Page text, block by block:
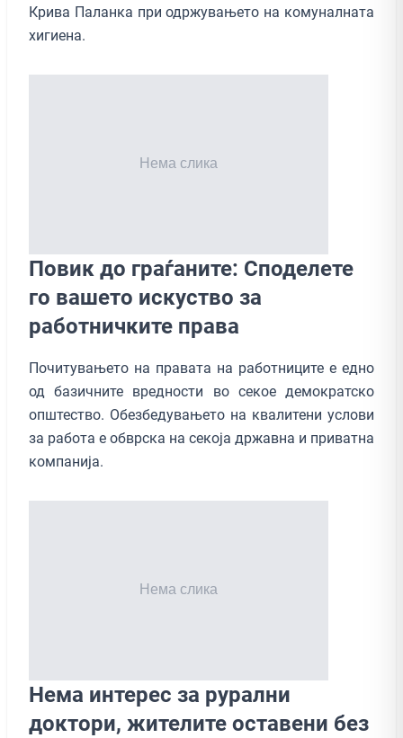
Крива Паланка при одржувањето на комуналната
хигиена.
Повик до граѓаните: Споделете
го вашето искуство за
работничките права
Почитувањето на правата на работниците е еднo
од базичните вредности во секое демократско
општество. Обезбедувањето на квалитени услови
за работа е обврска на секоја државна и приватна
компанија.
Нема интерес за рурални
доктори, жителите оставени без